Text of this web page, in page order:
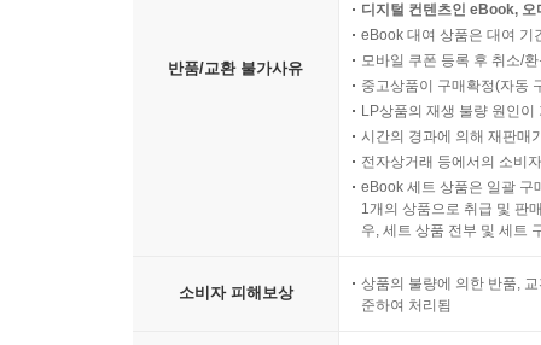
반품/교환 불가사유
디지털 컨텐츠인 eBook,
eBook 대여 상품은 대여 기
모바일 쿠폰 등록 후 취소/
중고상품이 구매확정(자동
LP상품의 재생 불량 원인
시간의 경과에 의해 재판매
전자상거래 등에서의 소비
eBook 세트 상품은 일괄 구
1개의 상품으로 취급 및 판
우, 세트 상품 전부 및 세트
소비자 피해보상
상품의 불량에 의한 반품,
준하여 처리됨